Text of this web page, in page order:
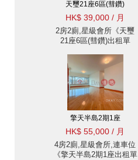
天璽21座6區(彗鑽)
HK$ 39,000 / 月
2房2廁,星級會所《天璽
21座6區(彗鑽)出租單
擎天半島2期1座
HK$ 55,000 / 月
4房2廁,星級會所,連車位
《擎天半島2期1座出租單